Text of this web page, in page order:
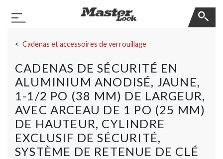
Basculer la navigation
Cadenas et accessoires de verrouillage
CADENAS DE SÉCURITÉ EN
ALUMINIUM ANODISÉ, JAUNE,
1-1/2 PO (38 MM) DE LARGEUR,
AVEC ARCEAU DE 1 PO (25 MM)
DE HAUTEUR, CYLINDRE
EXCLUSIF DE SÉCURITÉ,
SYSTÈME DE RETENUE DE CLÉ